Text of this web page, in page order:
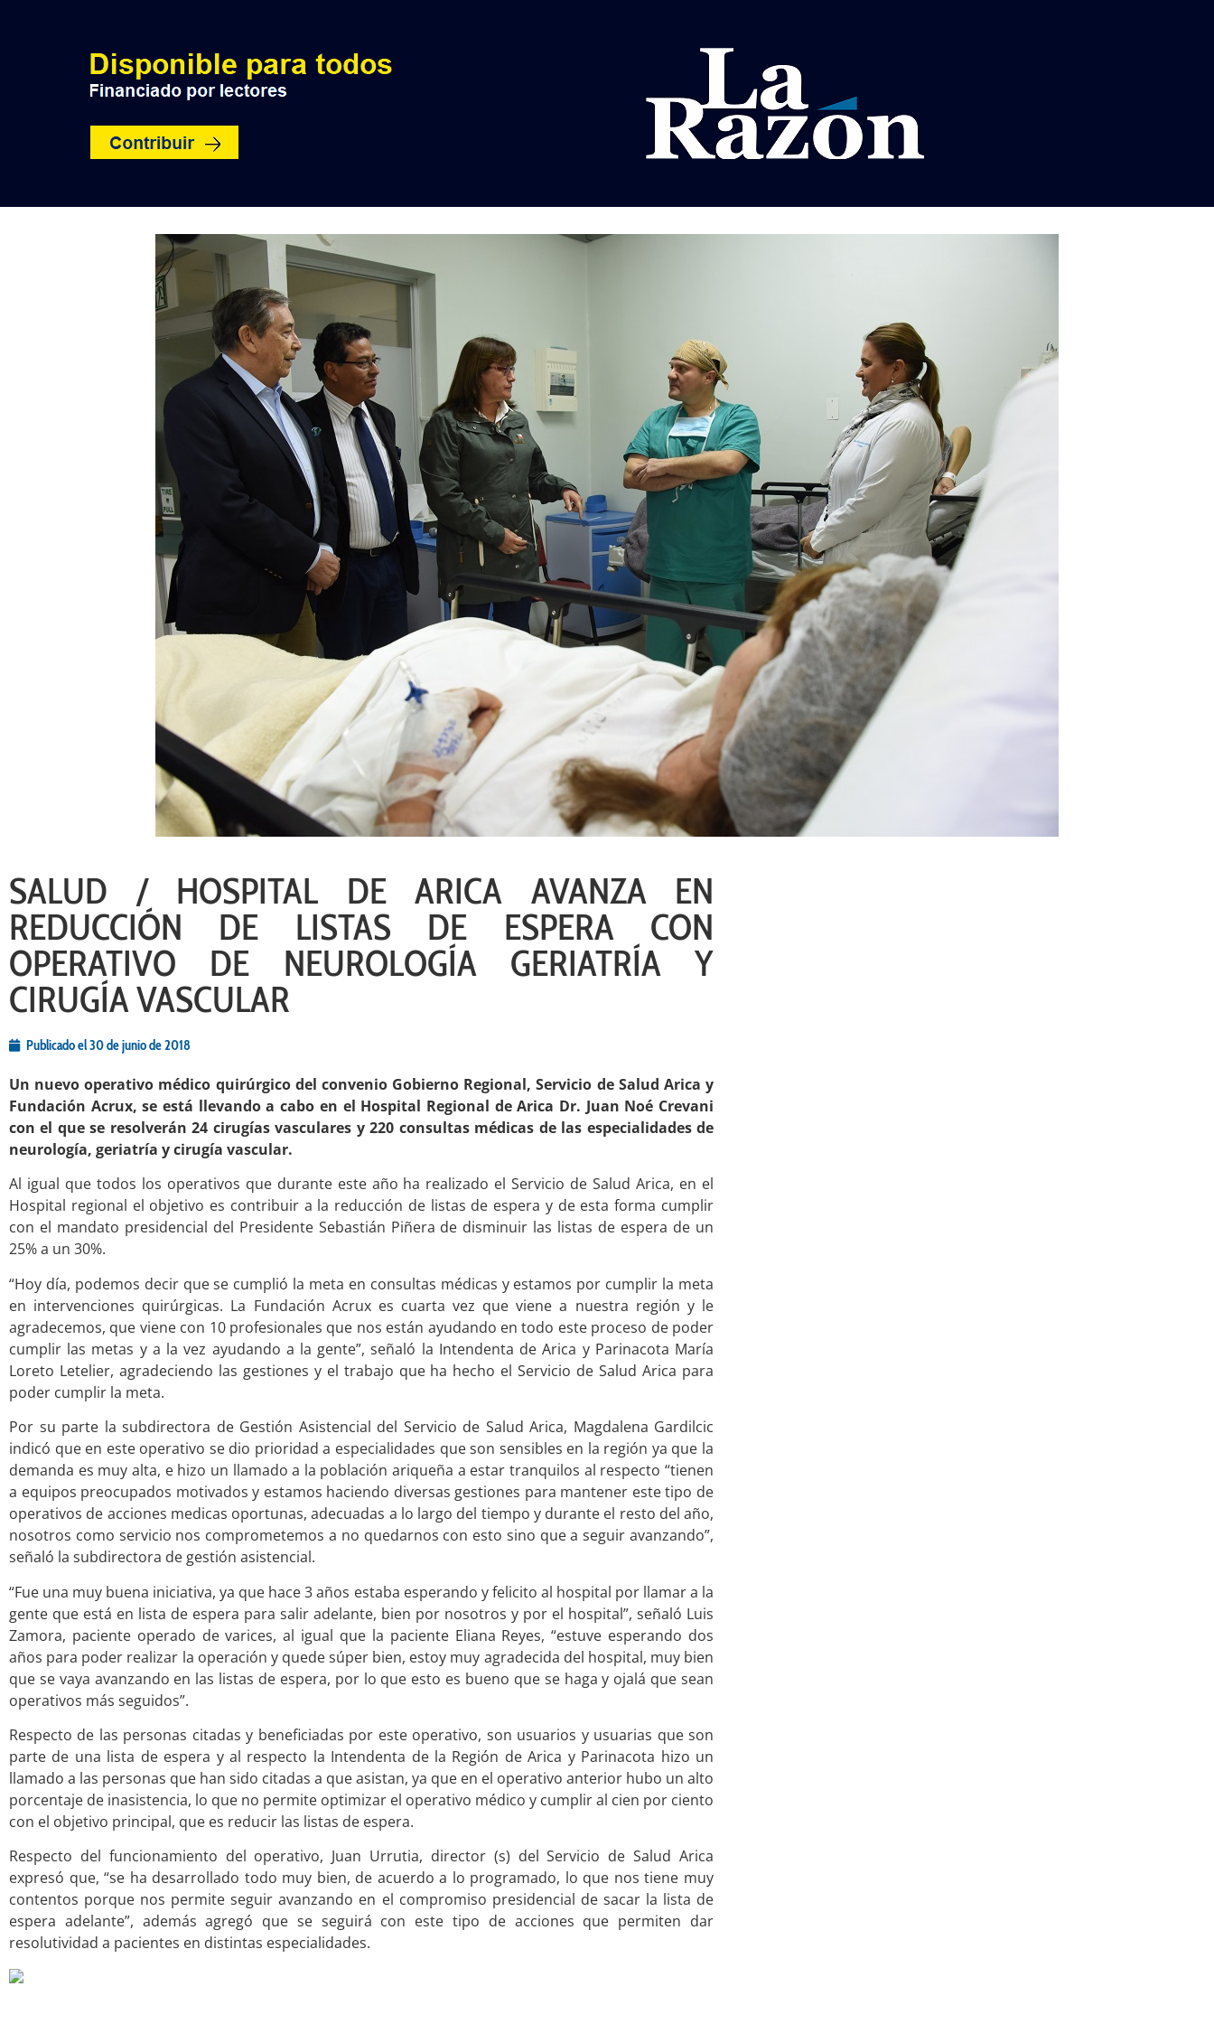
SALUD / HOSPITAL DE ARICA AVANZA EN
REDUCCIÓN DE LISTAS DE ESPERA CON
OPERATIVO DE NEUROLOGÍA GERIATRÍA Y
CIRUGÍA VASCULAR
Publicado el30 de junio de 2018
Un nuevo operativo médico quirúrgico del convenio Gobierno Regional, Servicio de Salud Arica y
Fundación Acrux, se está llevando a cabo en el Hospital Regional de Arica Dr. Juan Noé Crevani
con el que se resolverán 24 cirugías vasculares y 220 consultas médicas de las especialidades de
neurología, geriatría y cirugía vascular.
Al igual que todos los operativos que durante este año ha realizado el Servicio de Salud Arica, en el
Hospital regional el objetivo es contribuir a la reducción de listas de espera y de esta forma cumplir
con el mandato presidencial del Presidente Sebastián Piñera de disminuir las listas de espera de un
25% a un 30%.
“Hoy día, podemos decir que se cumplió la meta en consultas médicas y estamos por cumplir la meta
en intervenciones quirúrgicas. La Fundación Acrux es cuarta vez que viene a nuestra región y le
agradecemos, que viene con 10 profesionales que nos están ayudando en todo este proceso de poder
cumplir las metas y a la vez ayudando a la gente”, señaló la Intendenta de Arica y Parinacota María
Loreto Letelier, agradeciendo las gestiones y el trabajo que ha hecho el Servicio de Salud Arica para
poder cumplir la meta.
Por su parte la subdirectora de Gestión Asistencial del Servicio de Salud Arica, Magdalena Gardilcic
indicó que en este operativo se dio prioridad a especialidades que son sensibles en la región ya que la
demanda es muy alta, e hizo un llamado a la población ariqueña a estar tranquilos al respecto “tienen
a equipos preocupados motivados y estamos haciendo diversas gestiones para mantener este tipo de
operativos de acciones medicas oportunas, adecuadas a lo largo del tiempo y durante el resto del año,
nosotros como servicio nos comprometemos a no quedarnos con esto sino que a seguir avanzando”,
señaló la subdirectora de gestión asistencial.
“Fue una muy buena iniciativa, ya que hace 3 años estaba esperando y felicito al hospital por llamar a la
gente que está en lista de espera para salir adelante, bien por nosotros y por el hospital”, señaló Luis
Zamora, paciente operado de varices, al igual que la paciente Eliana Reyes, “estuve esperando dos
años para poder realizar la operación y quede súper bien, estoy muy agradecida del hospital, muy bien
que se vaya avanzando en las listas de espera, por lo que esto es bueno que se haga y ojalá que sean
operativos más seguidos”.
Respecto de las personas citadas y beneficiadas por este operativo, son usuarios y usuarias que son
parte de una lista de espera y al respecto la Intendenta de la Región de Arica y Parinacota hizo un
llamado a las personas que han sido citadas a que asistan, ya que en el operativo anterior hubo un alto
porcentaje de inasistencia, lo que no permite optimizar el operativo médico y cumplir al cien por ciento
con el objetivo principal, que es reducir las listas de espera.
Respecto del funcionamiento del operativo, Juan Urrutia, director (s) del Servicio de Salud Arica
expresó que, “se ha desarrollado todo muy bien, de acuerdo a lo programado, lo que nos tiene muy
contentos porque nos permite seguir avanzando en el compromiso presidencial de sacar la lista de
espera adelante”, además agregó que se seguirá con este tipo de acciones que permiten dar
resolutividad a pacientes en distintas especialidades.